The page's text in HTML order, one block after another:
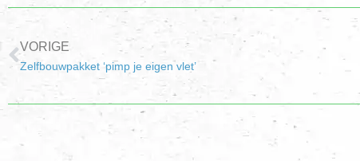
VORIGE
Zelfbouwpakket ‘pimp je eigen vlet’